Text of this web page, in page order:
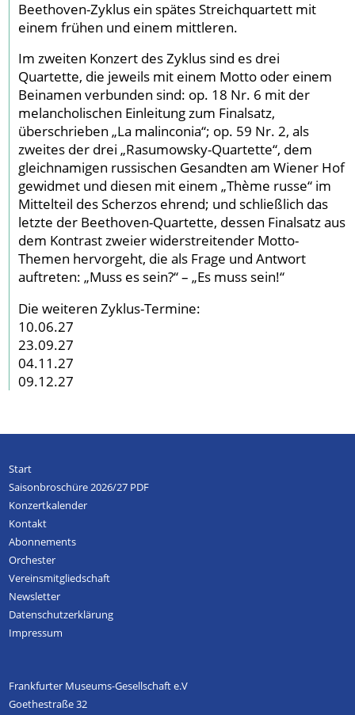
Beethoven-Zyklus ein spätes Streichquartett mit
einem frühen und einem mittleren.
Im zweiten Konzert des Zyklus sind es drei
Quartette, die jeweils mit einem Motto oder einem
Beinamen verbunden sind: op. 18 Nr. 6 mit der
melancholischen Einleitung zum Finalsatz,
überschrieben „La malinconia“; op. 59 Nr. 2, als
zweites der drei „Rasumowsky-Quartette“, dem
gleichnamigen russischen Gesandten am Wiener Hof
gewidmet und diesen mit einem „Thème russe“ im
Mittelteil des Scherzos ehrend; und schließlich das
letzte der Beethoven-Quartette, dessen Finalsatz aus
dem Kontrast zweier widerstreitender Motto-
Themen hervorgeht, die als Frage und Antwort
auftreten: „Muss es sein?“ – „Es muss sein!“
Die weiteren Zyklus-Termine:
10.06.27
23.09.27
04.11.27
09.12.27
Start
Saisonbroschüre 2026/27 PDF
Konzertkalender
Kontakt
Abonnements
Orchester
Vereinsmitgliedschaft
Newsletter
Datenschutzerklärung
Impressum
Frankfurter Museums-Gesellschaft e.V
Goethestraße 32